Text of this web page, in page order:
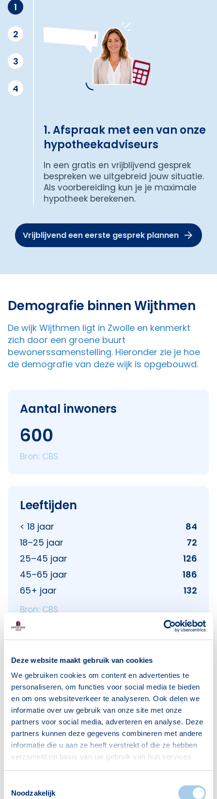
Deze website maakt gebruik van cookies
We gebruiken cookies om content en advertenties te
personaliseren, om functies voor social media te bieden
en om ons websiteverkeer te analyseren. Ook delen we
informatie over uw gebruik van onze site met onze
partners voor social media, adverteren en analyse. Deze
partners kunnen deze gegevens combineren met andere
informatie die u aan ze heeft verstrekt of die ze hebben
verzameld op basis van uw gebruik van hun services.
Noodzakelijk
1
2
3
4
1. Afspraak met een van onze
hypotheekadviseurs
In een gratis en vrijblijvend gesprek
bespreken we uitgebreid jouw situatie.
Als voorbereiding kun je je maximale
hypotheek berekenen.
Vrijblijvend een eerste gesprek plannen
Demografie binnen Wijthmen
De wijk Wijthmen ligt in Zwolle en kenmerkt
zich door een groene buurt
bewonerssamenstelling. Hieronder zie je hoe
de demografie van deze wijk is opgebouwd.
Aantal inwoners
600
Bron: CBS
Leeftijden
< 18 jaar
84
18–25 jaar
72
25–45 jaar
126
45–65 jaar
186
65+ jaar
132
Bron: CBS
Huishoudens
Alleenwonend
61
Gezin zonder kinderen
88
Gezin met kinderen
Bron: CBS